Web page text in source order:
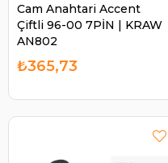
Cam Anahtari Accent
Çiftli 96-00 7PİN | KRAW
AN802
₺365,73